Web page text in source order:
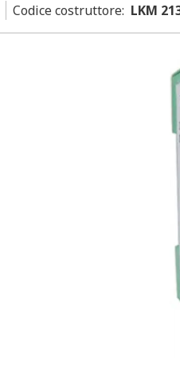
Codice costruttore: LKM